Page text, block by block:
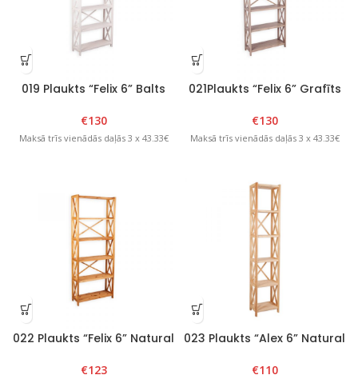
019 Plaukts “Felix 6” Balts
€130
Maksā trīs vienādās daļās 3 x 43.33€
021Plaukts “Felix 6” Grafīts
€130
Maksā trīs vienādās daļās 3 x 43.33€
022 Plaukts “Felix 6” Natural
€123
023 Plaukts “Alex 6” Natural
€110